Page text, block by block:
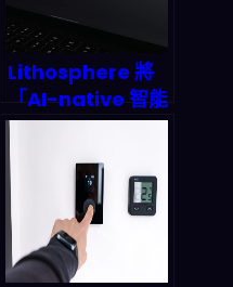
Lithosphere 將
「AI-native 智能
合約」變成可即時
執行的交易引擎：
2026 你該怎麼看
DeFi 與自動化市
場